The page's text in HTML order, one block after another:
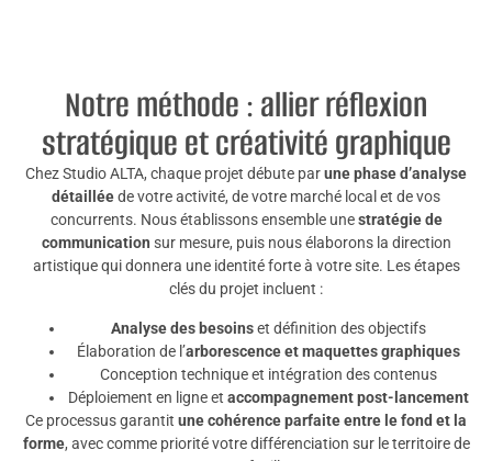
Notre méthode : allier réflexion
stratégique et créativité graphique
Chez Studio ALTA, chaque projet débute parune phase d’analyse
détailléede votre activité, de votre marché local et de vos
concurrents. Nous établissons ensemble unestratégie de
communication sur mesure, puis nous élaborons la direction
artistique qui donnera une identité forte à votre site. Les étapes
clés du projet incluent :
Analyse des besoinset définition des objectifs
Élaboration de l’arborescence et maquettes graphiques
Conception technique et intégration des contenus
Déploiement en ligne et accompagnement post-lancement
Ce processus garantit une cohérence parfaite entre le fond et la
forme, avec comme priorité votre différenciation sur le territoire de